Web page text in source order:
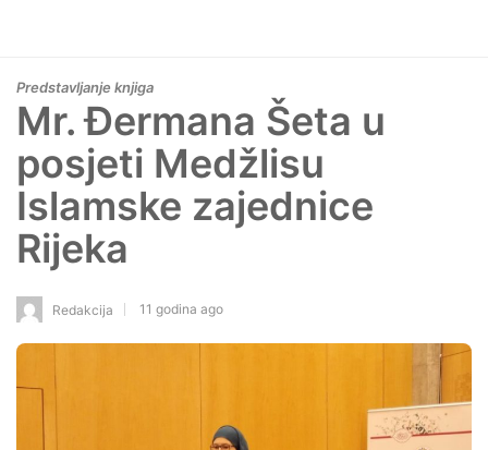
Predstavljanje knjiga
Mr. Đermana Šeta u
posjeti Medžlisu
Islamske zajednice
Rijeka
Redakcija 11 godina ago